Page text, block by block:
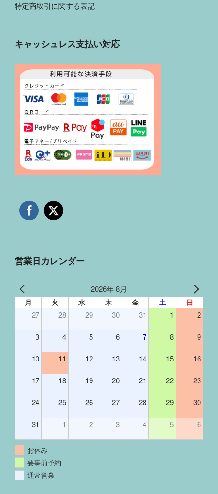
特定商取引に関する表記
キャッシュレス支払い対応
営業日カレンダー
2026年 8月
月 火 水 木 金 土 日
27 28 29 30 31 1 2
3 4 5 6 7 8 9
10 11 12 13 14 15 16
17 18 19 20 21 22 23
24 25 26 27 28 29 30
31 1 2 3 4 5 6
お休み
要事前予約
通常営業